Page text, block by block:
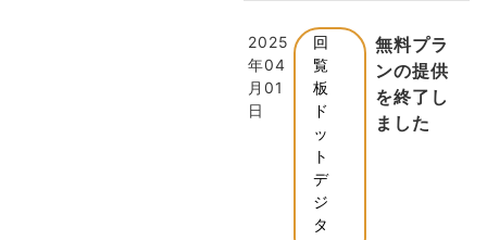
2025
年04
月01
日
回
覧
板
ド
ッ
ト
デ
ジ
タ
無料プラ
ンの提供
を終了し
ました